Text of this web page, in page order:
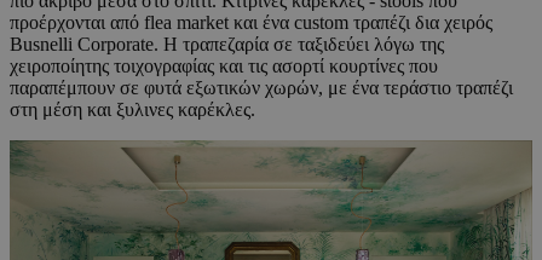
προέρχονται από flea market και ένα custom τραπέζι δια χειρός
Busnelli Corporate. H τραπεζαρία σε ταξιδεύει λόγω της
χειροποίητης τοιχογραφίας και τις ασορτί κουρτίνες που
παραπέμπουν σε φυτά εξωτικών χωρών, με ένα τεράστιο τραπέζι
στη μέση και ξυλινες καρέκλες.